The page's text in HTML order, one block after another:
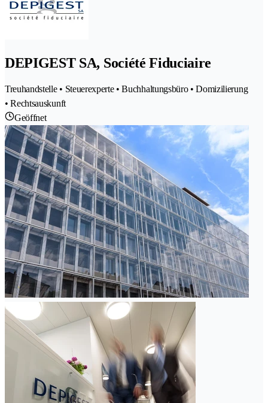
DEPIGEST SA, Société Fiduciaire
Treuhandstelle • Steuerexperte • Buchhaltungsbüro • Domizilierung
• Rechtsauskunft
Geöffnet